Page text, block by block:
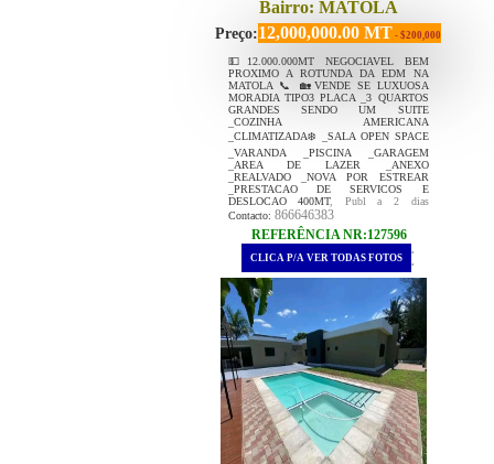
Bairro: MATOLA
Preço:12,000,000.00 MT - $200,000
💵12.000.000MT NEGOCIAVEL BEM
PROXIMO A ROTUNDA DA EDM NA
MATOLA 📞 🏡VENDE SE LUXUOSA
MORADIA TIPO3 PLACA _3 QUARTOS
GRANDES SENDO UM SUITE
_COZINHA AMERICANA
_CLIMATIZADA❄️ _SALA OPEN SPACE
_VARANDA _PISCINA _GARAGEM
_AREA DE LAZER _ANEXO
_REALVADO _NOVA POR ESTREAR
_PRESTACAO DE SERVICOS E
DESLOCAO 400MT, Publ a 2 dias
Contacto: 866646383
REFERÊNCIA NR:127596
.
CLICA P/A VER TODAS FOTOS .